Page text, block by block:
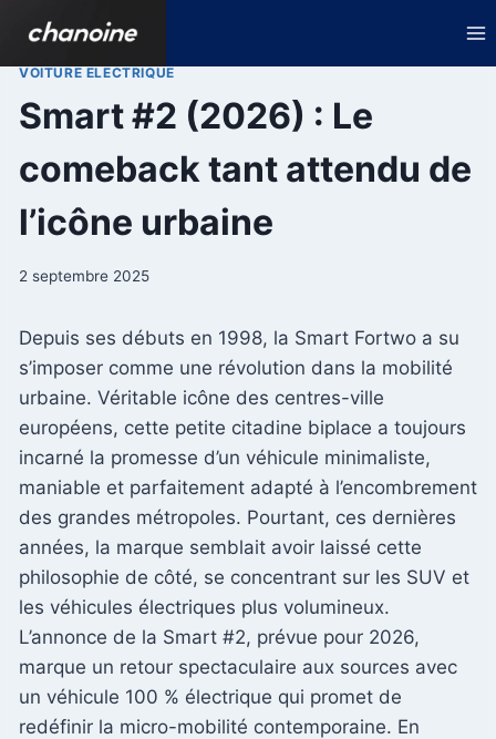
contenu
VOITURE ELECTRIQUE
Smart #2 (2026) : Le
comeback tant attendu de
l’icône urbaine
2 septembre 2025
Depuis ses débuts en 1998, la Smart Fortwo a su
s’imposer comme une révolution dans la mobilité
urbaine. Véritable icône des centres-ville
européens, cette petite citadine biplace a toujours
incarné la promesse d’un véhicule minimaliste,
maniable et parfaitement adapté à l’encombrement
des grandes métropoles. Pourtant, ces dernières
années, la marque semblait avoir laissé cette
philosophie de côté, se concentrant sur les SUV et
les véhicules électriques plus volumineux.
L’annonce de la Smart #2, prévue pour 2026,
marque un retour spectaculaire aux sources avec
un véhicule 100 % électrique qui promet de
redéfinir la micro-mobilité contemporaine. En